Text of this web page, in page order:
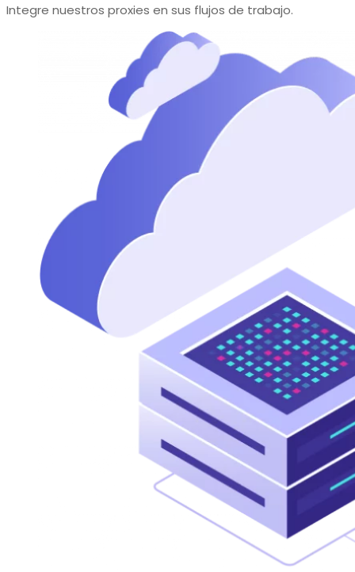
Integre nuestros proxies en sus flujos de trabajo.